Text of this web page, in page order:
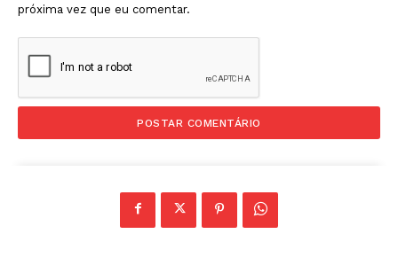
próxima vez que eu comentar.